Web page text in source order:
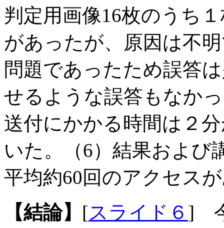
判定用画像16枚のうち
があったが、原因は不
問題であったため誤答
せるような誤答もなか
送付にかかる時間は２
いた。（6）結果および
平均約60回のアクセス
【結論】 [スライド６ ]